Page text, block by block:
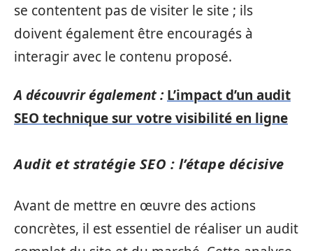
se contentent pas de visiter le site ; ils
doivent également être encouragés à
interagir avec le contenu proposé.
A découvrir également : L’impact d’un audit
SEO technique sur votre visibilité en ligne
Audit et stratégie SEO : l’étape décisive
Avant de mettre en œuvre des actions
concrètes, il est essentiel de réaliser un audit